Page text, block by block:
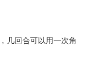
几回合可以用一次角